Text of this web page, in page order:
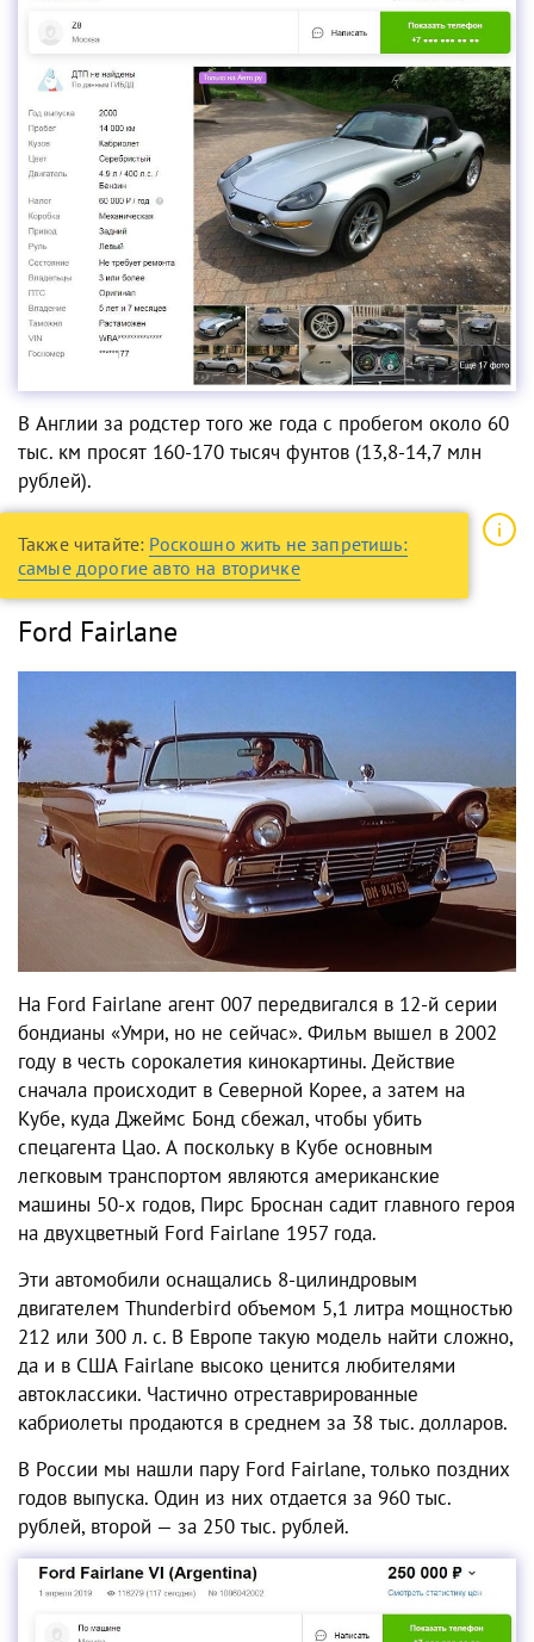
В Англии за родстер того же года с пробегом около 60
тыс. км просят 160-170 тысяч фунтов (13,8-14,7 млн
рублей).
Также читайте: Роскошно жить не запретишь:
самые дорогие авто на вторичке
Ford Fairlane
На Ford Fairlane агент 007 передвигался в 12-й серии
бондианы «Умри, но не сейчас». Фильм вышел в 2002
году в честь сорокалетия кинокартины. Действие
сначала происходит в Северной Корее, а затем на
Кубе, куда Джеймс Бонд сбежал, чтобы убить
спецагента Цао. А поскольку в Кубе основным
легковым транспортом являются американские
машины 50-х годов, Пирс Броснан садит главного героя
на двухцветный Ford Fairlane 1957 года.
Эти автомобили оснащались 8-цилиндровым
двигателем Thunderbird объемом 5,1 литра мощностью
212 или 300 л. с. В Европе такую модель найти сложно,
да и в США Fairlane высоко ценится любителями
автоклассики. Частично отреставрированные
кабриолеты продаются в среднем за 38 тыс. долларов.
В России мы нашли пару Ford Fairlane, только поздних
годов выпуска. Один из них отдается за 960 тыс.
рублей, второй — за 250 тыс. рублей.